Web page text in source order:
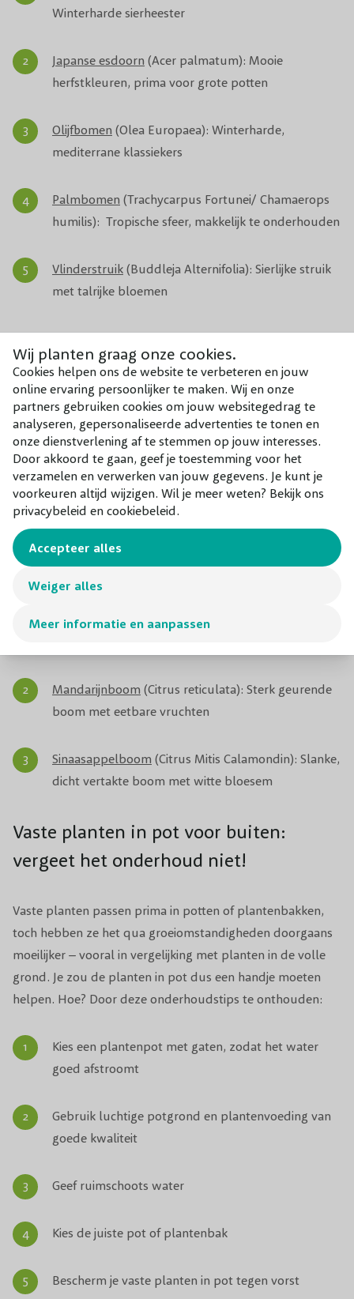
Wij planten graag onze cookies.
Cookies helpen ons de website te verbeteren en jouw
online ervaring persoonlijker te maken. Wij en onze
partners gebruiken cookies om jouw websitegedrag te
analyseren, gepersonaliseerde advertenties te tonen en
onze dienstverlening af te stemmen op jouw interesses.
Door akkoord te gaan, geef je toestemming voor het
verzamelen en verwerken van jouw gegevens. Je kunt je
voorkeuren altijd wijzigen. Wil je meer weten? Bekijk ons
privacybeleid en cookiebeleid.
Meer informatie en aanpassen
Weiger alles
Accepteer alles
Winterharde sierheester
Japanse esdoorn (Acer palmatum): Mooie
herfstkleuren, prima voor grote potten
Olijfbomen (Olea Europaea): Winterharde,
mediterrane klassiekers
Palmbomen (Trachycarpus Fortunei/ Chamaerops
humilis): Tropische sfeer, makkelijk te onderhouden
Vlinderstruik (Buddleja Alternifolia): Sierlijke struik
met talrijke bloemen
Hartlelie(Hosta): Fraaie, hartvormige bladeren,
ideaal voor de schaduw of halfschaduw
Siergrassen: Makkelijk te verzorgen, natuurlijke look
Varens(Dryopteris affinis): Winterhard,
groenblijvend, staan graag in de schaduw
Citroenboom(Citrus Meyeri): Compacte fruitboom
Mandarijnboom (Citrus reticulata): Sterk geurende
boom met eetbare vruchten
Sinaasappelboom (Citrus Mitis Calamondin): Slanke,
dicht vertakte boom met witte bloesem
Vaste planten in pot voor buiten:
vergeet het onderhoud niet!
Vaste planten passen prima in potten of plantenbakken,
toch hebben ze het qua groeiomstandigheden doorgaans
moeilijker – vooral in vergelijking met planten in de volle
grond. Je zou de planten in pot dus een handje moeten
helpen. Hoe? Door deze onderhoudstips te onthouden:
Kies een plantenpot met gaten, zodat het water
goed afstroomt
Gebruik luchtige potgrond en plantenvoeding van
goede kwaliteit
Geef ruimschoots water
Kies de juiste pot of plantenbak
Bescherm je vaste planten in pot tegen vorst